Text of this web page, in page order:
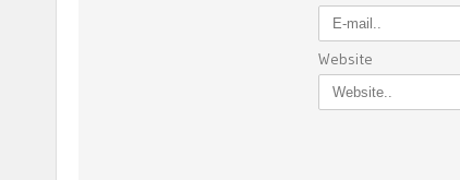
Website